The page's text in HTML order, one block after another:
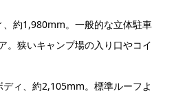
約1,980mm。一般的な立体駐車
。狭いキャンプ場の入り口やコイ
ディ、約2,105mm。標準ルーフよ